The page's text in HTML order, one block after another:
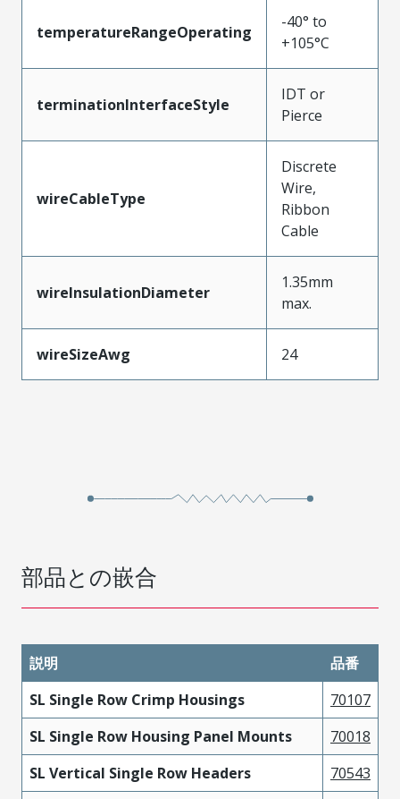
temperatureRangeOperating
-40° to
+105°C
terminationInterfaceStyle
IDT or
Pierce
wireCableType
Discrete
Wire,
Ribbon
Cable
wireInsulationDiameter
1.35mm
max.
wireSizeAwg 24
部品との嵌合
説明
品番
SL Single Row Crimp Housings
70107
SL Single Row Housing Panel Mounts
70018
SL Vertical Single Row Headers
70543